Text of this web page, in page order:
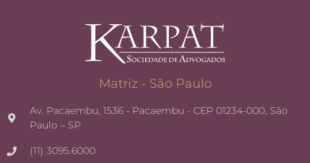
Matriz - São Paulo
Av. Pacaembu, 1536 - Pacaembu - CEP 01234-000, São
Paulo – SP
(11) 3095.6000